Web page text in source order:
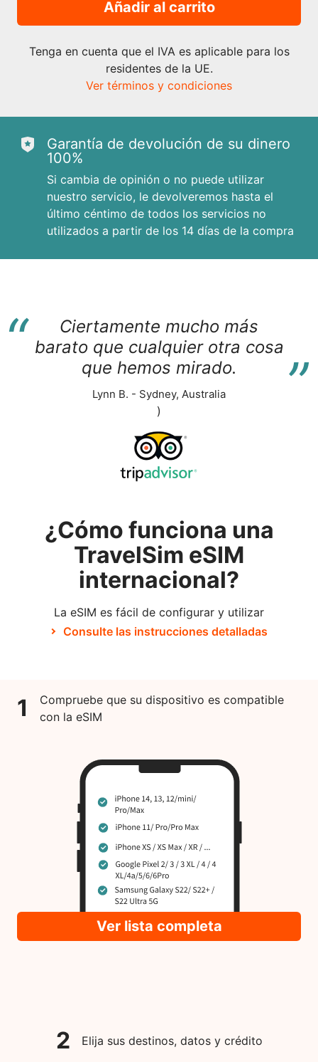
Añadir al carrito
Tenga en cuenta que el IVA es aplicable para los
residentes de la UE.
Ver términos y condiciones
“
Ciertamente mucho más
barato que cualquier otra cosa
que hemos mirado.
“
Lynn B. - Sydney, Australia
)
Garantía de devolución de su dinero
100%
Si cambia de opinión o no puede utilizar
nuestro servicio, le devolveremos hasta el
último céntimo de todos los servicios no
utilizados a partir de los 14 días de la compra
¿Cómo funciona una
TravelSim eSIM
internacional?
La eSIM es fácil de configurar y utilizar
Consulte las instrucciones detalladas
1
Compruebe que su dispositivo es compatible
con la eSIM
Ver lista completa
2 Elija sus destinos, datos y crédito